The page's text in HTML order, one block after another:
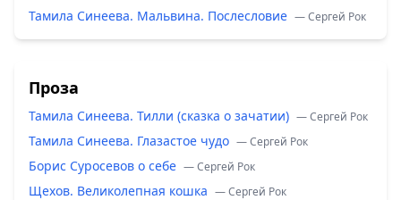
Тамила Синеева. Мальвина. Послесловие — Сергей Рок
Проза
Тамила Синеева. Тилли (сказка о зачатии) — Сергей Рок
Тамила Синеева. Глазастое чудо — Сергей Рок
Борис Суросевов о себе — Сергей Рок
Щехов. Великолепная кошка — Сергей Рок